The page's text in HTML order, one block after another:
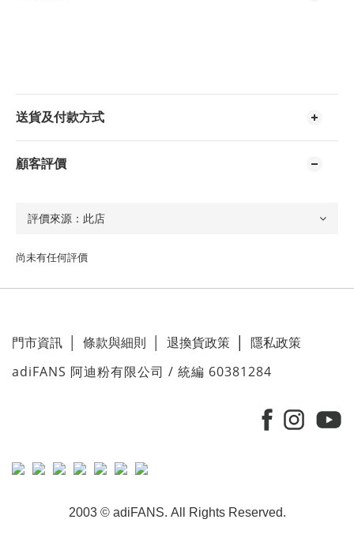
送貨及付款方式
顧客評價
尚未有任何評價
門市資訊 條款與細則 退換貨政策 隱私政策
adiFANS 阿迪粉有限公司 / 統編 60381284
2003 © adiFANS. All Rights Reserved.